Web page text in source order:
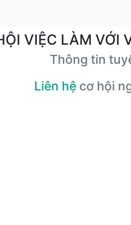
VIỆC LÀM VỚI
Thông tin
Liên hệ cơ hội